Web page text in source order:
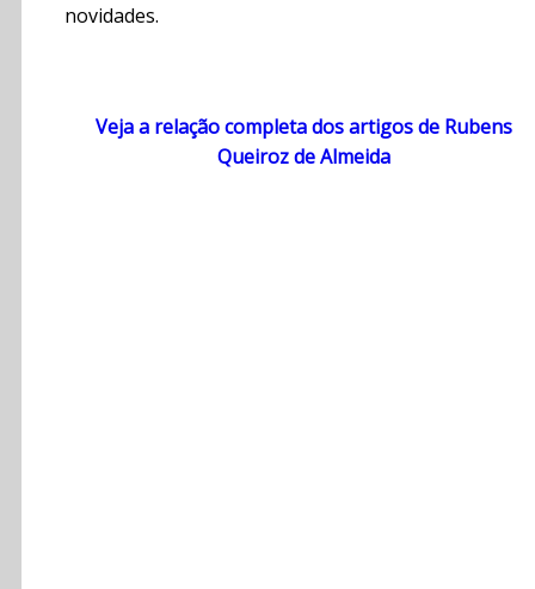
novidades.
Veja a relação completa dos artigos de Rubens
Queiroz de Almeida